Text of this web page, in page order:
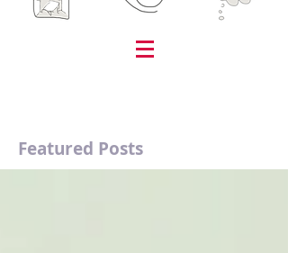
Featured Posts